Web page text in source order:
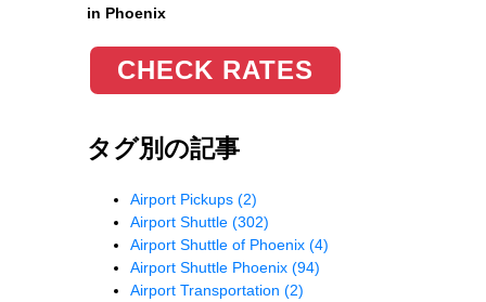
in Phoenix
CHECK RATES
タグ別の記事
Airport Pickups (2)
Airport Shuttle (302)
Airport Shuttle of Phoenix (4)
Airport Shuttle Phoenix (94)
Airport Transportation (2)